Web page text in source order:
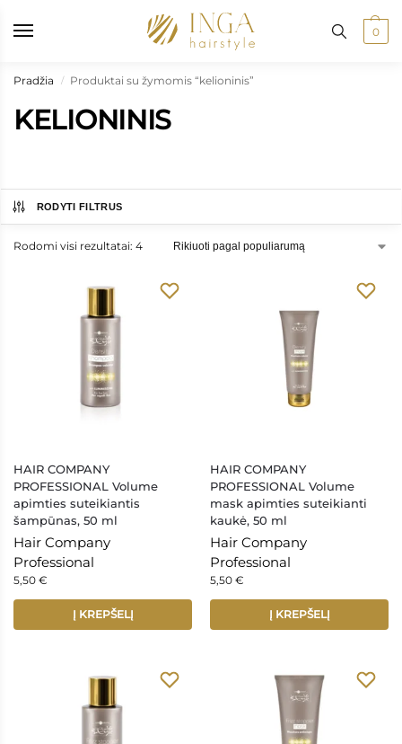
nuo 50 €, kurjeriu į namus nuo 100 €
Prekių
0
Pradžia / Produktai su žymomis “kelioninis”
KELIONINIS
RODYTI FILTRUS
Rodomi visi rezultatai: 4
HAIR COMPANY
PROFESSIONAL Volume
apimties suteikiantis
šampūnas, 50 ml
Hair Company
Professional
5,50 €
Į KREPŠELĮ
HAIR COMPANY
PROFESSIONAL Volume
mask apimties suteikianti
kaukė, 50 ml
Hair Company
Professional
5,50 €
Į KREPŠELĮ